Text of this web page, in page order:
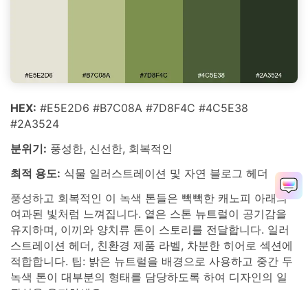
HEX: #E5E2D6 #B7C08A #7D8F4C #4C5E38
#2A3524
분위기: 풍성한, 신선한, 회복적인
최적 용도: 식물 일러스트레이션 및 자연 블로그 헤더
풍성하고 회복적인 이 녹색 톤들은 빽빽한 캐노피 아래의
여과된 빛처럼 느껴집니다. 옅은 스톤 뉴트럴이 공기감을
유지하며, 이끼와 양치류 톤이 스토리를 전달합니다. 일러
스트레이션 헤더, 친환경 제품 라벨, 차분한 히어로 섹션에
적합합니다. 팁: 밝은 뉴트럴을 배경으로 사용하고 중간 두
녹색 톤이 대부분의 형태를 담당하도록 하여 디자인의 일